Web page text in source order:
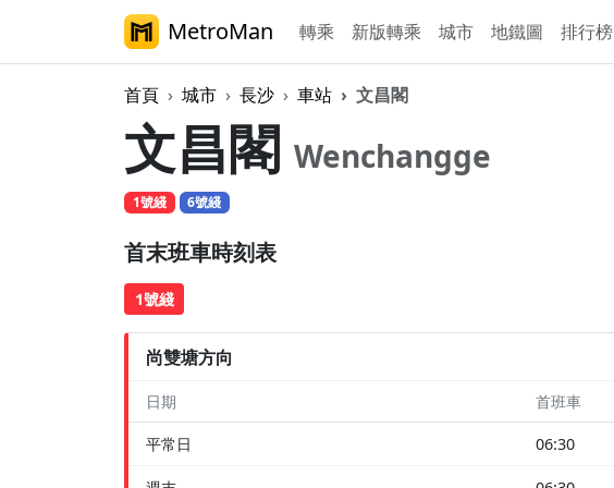
MetroMan 轉乘 新版轉乘 城市 地鐵圖 排行榜
首頁 城市 長沙 車站 文昌閣
文昌閣 Wenchangge
1號綫 6號綫
首末班車時刻表
1號綫
尚雙塘方向
日期 首班車
平常日 06:30